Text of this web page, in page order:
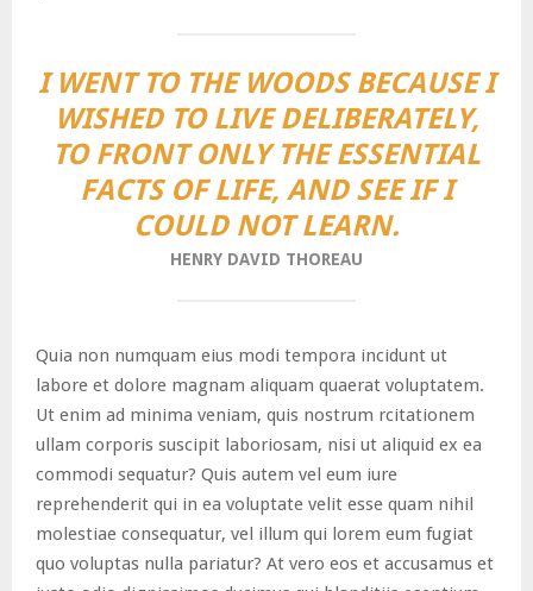
I WENT TO THE WOODS BECAUSE I
WISHED TO LIVE DELIBERATELY,
TO FRONT ONLY THE ESSENTIAL
FACTS OF LIFE, AND SEE IF I
COULD NOT LEARN.
HENRY DAVID THOREAU
Quia non numquam eius modi tempora incidunt ut
labore et dolore magnam aliquam quaerat voluptatem.
Ut enim ad minima veniam, quis nostrum rcitationem
ullam corporis suscipit laboriosam, nisi ut aliquid ex ea
commodi sequatur? Quis autem vel eum iure
reprehenderit qui in ea voluptate velit esse quam nihil
molestiae consequatur, vel illum qui lorem eum fugiat
quo voluptas nulla pariatur? At vero eos et accusamus et